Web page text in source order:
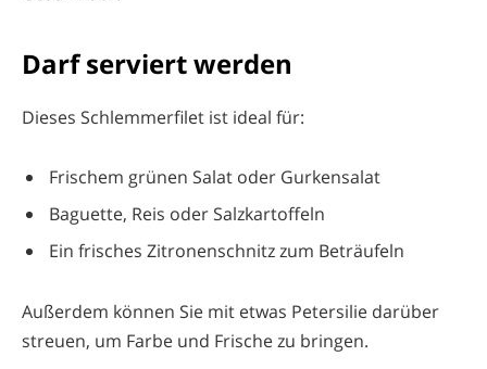
Darf serviert werden
Dieses Schlemmerfilet ist ideal für:
Frischem grünen Salat oder Gurkensalat
Baguette, Reis oder Salzkartoffeln
Ein frisches Zitronenschnitz zum Beträufeln
Außerdem können Sie mit etwas Petersilie darüber
streuen, um Farbe und Frische zu bringen.